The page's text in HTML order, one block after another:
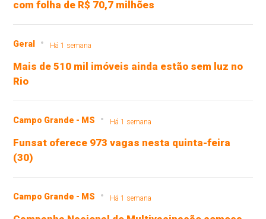
com folha de R$ 70,7 milhões
Geral Há 1 semana
Mais de 510 mil imóveis ainda estão sem luz no
Rio
Campo Grande - MS Há 1 semana
Funsat oferece 973 vagas nesta quinta-feira
(30)
Campo Grande - MS Há 1 semana